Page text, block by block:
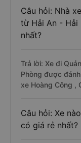
Câu hỏi: Nhà
từ Hải An - Hải
nhất?
Trả lời: Xe đi
Phòng được
xe Hoàng Công ,
Câu hỏi: Xe
có giá rẻ nhất?